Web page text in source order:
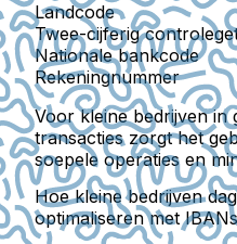
Landcode
Twee-cijferig
Nationale bankcode
Rekeningnummer
Voor kleine bedrijven in
transacties zorgt het
soepele operaties en
Hoe kleine bedrijven
optimaliseren met IBANs